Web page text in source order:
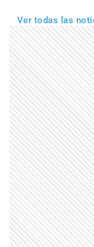
Ver todas las